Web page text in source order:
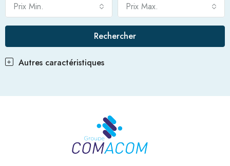
Prix Min. Prix Max.
Rechercher
Autres caractéristiques